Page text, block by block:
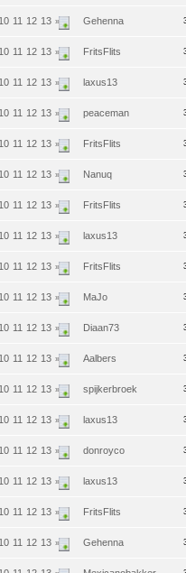
10 11 12 13 » Gehenna
10 11 12 13 » FritsFlits
10 11 12 13 » laxus13
10 11 12 13 » peaceman
10 11 12 13 » FritsFlits
10 11 12 13 » Nanuq
10 11 12 13 » FritsFlits
10 11 12 13 » laxus13
10 11 12 13 » FritsFlits
10 11 12 13 » MaJo
10 11 12 13 » Diaan73
10 11 12 13 » Aalbers
10 11 12 13 » spijkerbroek
10 11 12 13 » laxus13
10 11 12 13 » donroyco
10 11 12 13 » laxus13
10 11 12 13 » FritsFlits
10 11 12 13 » Gehenna